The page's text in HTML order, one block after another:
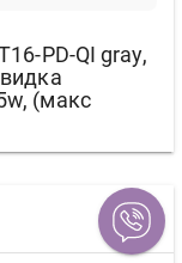
PD-QI gray,
(макс